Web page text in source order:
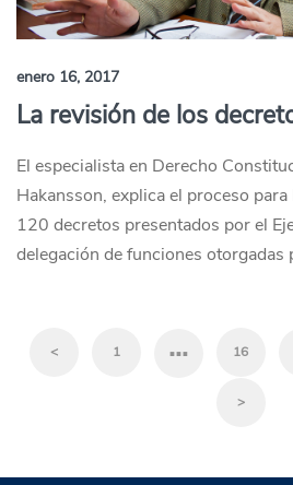
enero 16, 2017
La revisión de los
El especialista en Derecho
Hakansson, explica el proceso
120 decretos presentados por el
delegación de funciones otorgadas
< 1 … 16
>